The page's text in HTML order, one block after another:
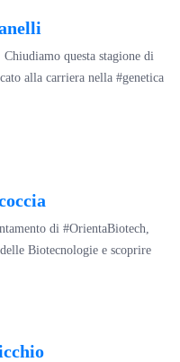
questa stagione di
alla carriera nella #genetica
di #OrientaBiotech,
Biotecnologie e scoprire